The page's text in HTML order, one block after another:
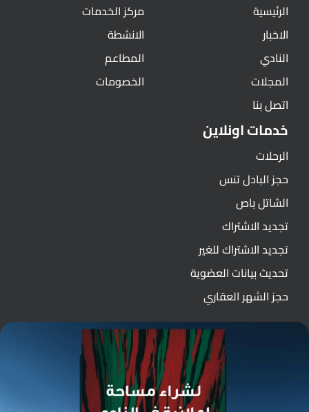
الرئيسية
الاخبار
النادي
المجلات
اتصل بنا
مركز الخدمات
الانشطة
المطاعم
الخصومات
خدمات اونلاين
الرحلات
حجز البادل تنس
الشاتل باص
تجديد الاشتراك
تجديد الاشتراك للغير
تحديث بيانات العضوية
حجز الشهر العقاري